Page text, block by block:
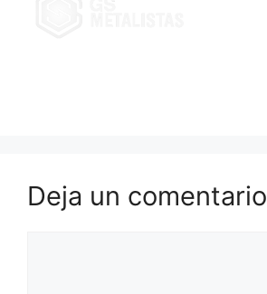
Deja un comentario